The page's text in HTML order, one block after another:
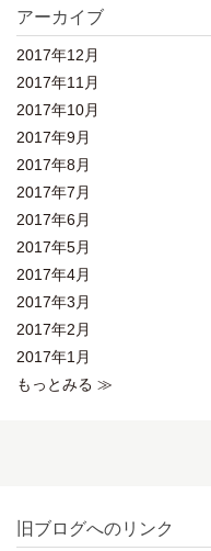
アーカイブ
2017年12月
2017年11月
2017年10月
2017年9月
2017年8月
2017年7月
2017年6月
2017年5月
2017年4月
2017年3月
2017年2月
2017年1月
もっとみる ≫
旧ブログへのリンク